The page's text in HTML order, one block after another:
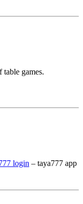
table games.
login – taya777 app